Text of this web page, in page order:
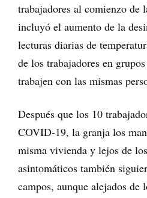
trabajadores al comienzo de
incluyó el aumento de la
lecturas diarias de
de los trabajadores en
trabajen con las mismas
Después que los 10
COVID-19, la granja los
misma vivienda y lejos de
asintomáticos también
campos, aunque alejados de